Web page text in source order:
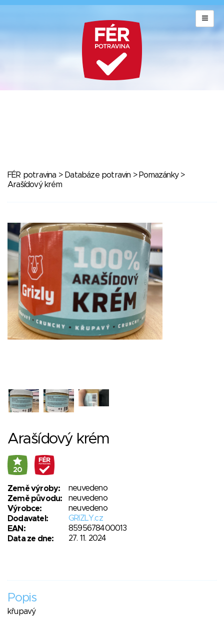
FÉR potravina > Databáze potravin > Pomazánky>
Arašídový krém
Arašídový krém
20
Země výroby:
neuvedeno
Země původu:
neuvedeno
Výrobce:
neuvedeno
Dodavatel:
GRIZLY.cz
EAN:
8595678400013
Data ze dne:
27. 11. 2024
Popis
křupavý